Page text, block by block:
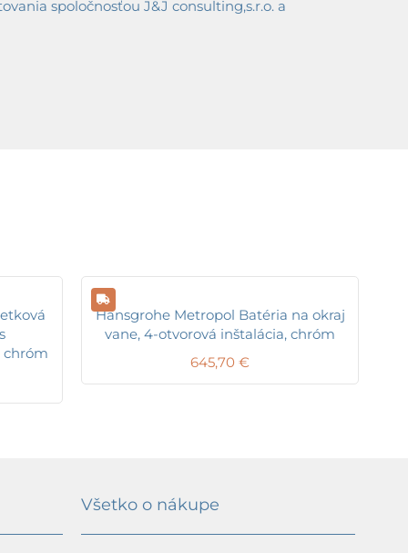
spoločnosťou J&J consulting,s.r.o. a
chróm
Hansgrohe Metropol Batéria na okraj
vane, 4-otvorová inštalácia, chróm
645,70 €
Všetko o nákupe